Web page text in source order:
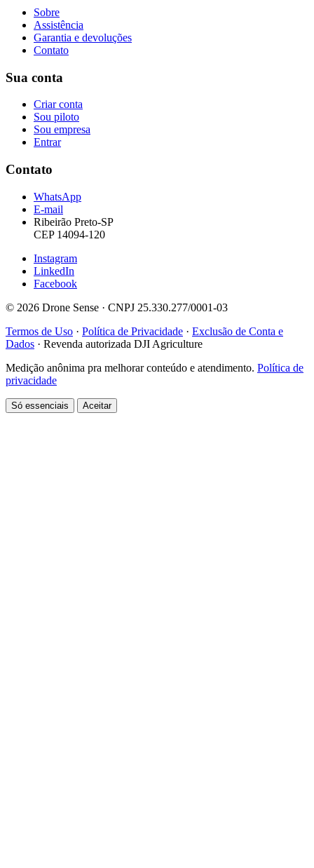
Sobre
Assistência
Garantia e devoluções
Contato
Sua conta
Criar conta
Sou piloto
Sou empresa
Entrar
Contato
WhatsApp
E-mail
Ribeirão Preto-SP
CEP 14094-120
Instagram
LinkedIn
Facebook
© 2026 Drone Sense · CNPJ 25.330.277/0001-03
Termos de Uso · Política de Privacidade · Exclusão de Conta e
Dados · Revenda autorizada DJI Agriculture
Medição anônima pra melhorar conteúdo e atendimento. Política de
privacidade
Só essenciais Aceitar